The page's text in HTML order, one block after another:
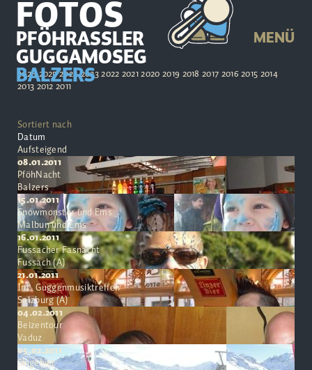
PFÖHRASSLER
GUGGAMOSEG
BALZERS
MENÜ
FOTOS
20262025202420232022202120202019 2018 2017201620152014
201320122011
Sortiert nach
Datum
Aufsteigend
08.01.2011
PföhNacht
Balzers
15.01.2011
Snowmonster und Ems
Malbun und Ems
16.01.2011
Fussacher Fasnacht
Fussach (A)
21.01.2011
Int. Guggenmusiktreffen
Salzburg (A)
04.02.2011
Beizentour
Vaduz
05.02.2011
Skigebiet